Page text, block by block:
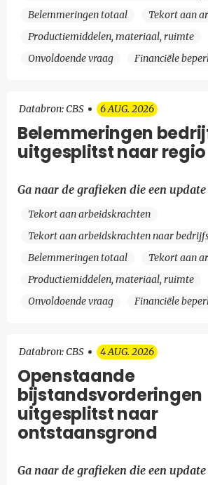
Belemmeringen totaal
Tekort aan
Productiemiddelen, materiaal, ruimte
Onvoldoende vraag
Financiële
Databron: CBS 6 AUG. 2026
Belemmeringen
uitgesplitst naar regio
Ga naar de grafieken die een
Tekort aan arbeidskrachten
Tekort aan arbeidskrachten naar
Belemmeringen totaal
Tekort aan
Productiemiddelen, materiaal, ruimte
Onvoldoende vraag
Financiële
Databron: CBS 4 AUG. 2026
Openstaande
bijstandsvorderingen
uitgesplitst naar
ontstaansgrond
Ga naar de grafieken die een